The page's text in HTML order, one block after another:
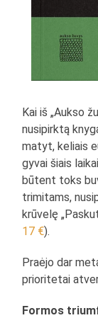
Kai iš „Aukso
nusipirktą
matyt, keliais
gyvai šiais
būtent toks
trimitams,
krūvelę
17 €).
Praėjo dar
prioritetai
Formos